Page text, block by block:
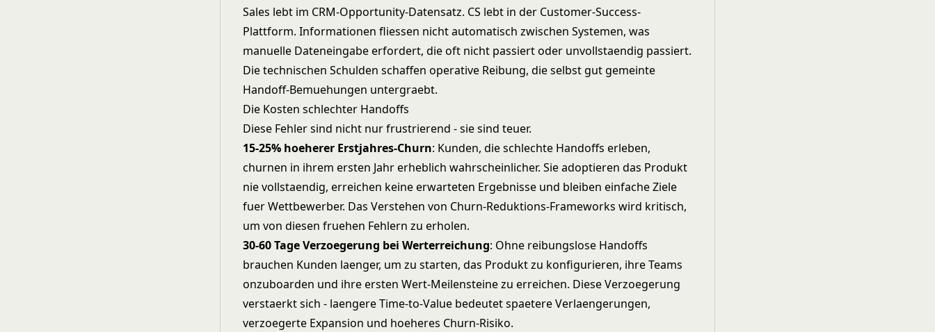
Sales lebt im CRM-Opportunity-Datensatz. CS lebt in der Customer-Success-
Plattform. Informationen fliessen nicht automatisch zwischen Systemen, was
manuelle Dateneingabe erfordert, die oft nicht passiert oder unvollstaendig passiert.
Die technischen Schulden schaffen operative Reibung, die selbst gut gemeinte
Handoff-Bemuehungen untergraebt.
Die Kosten schlechter Handoffs
Diese Fehler sind nicht nur frustrierend - sie sind teuer.
15-25% hoeherer Erstjahres-Churn: Kunden, die schlechte Handoffs erleben,
churnen in ihrem ersten Jahr erheblich wahrscheinlicher. Sie adoptieren das Produkt
nie vollstaendig, erreichen keine erwarteten Ergebnisse und bleiben einfache Ziele
fuer Wettbewerber. Das Verstehen von Churn-Reduktions-Frameworks wird kritisch,
um von diesen fruehen Fehlern zu erholen.
30-60 Tage Verzoegerung bei Werterreichung: Ohne reibungslose Handoffs
brauchen Kunden laenger, um zu starten, das Produkt zu konfigurieren, ihre Teams
onzuboarden und ihre ersten Wert-Meilensteine zu erreichen. Diese Verzoegerung
verstaerkt sich - laengere Time-to-Value bedeutet spaetere Verlaengerungen,
verzoegerte Expansion und hoeheres Churn-Risiko.